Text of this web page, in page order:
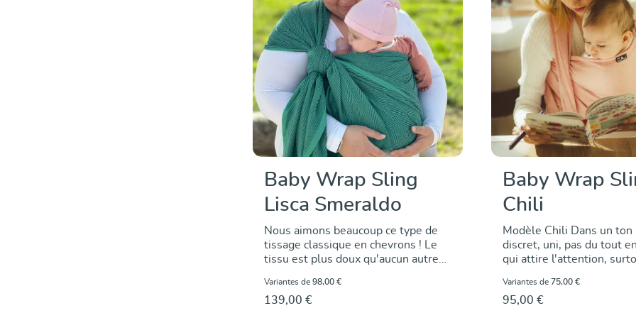
Baby Wrap Sling
Lisca Smeraldo
Nous aimons beaucoup ce type de
tissage classique en chevrons ! Le
tissu est plus doux qu'aucun autre
nouer - même pour les grands
porteurs. Sur du vert émeraude,
Variantes de 98,00 €
139,00 €
Baby Wrap
Chili
Modèle Chili Dans un ton
discret, uni, pas du tout
qui attire l'attention,
porte-bébé DIDYMOS
tissée en sergé croisé,
Variantes de 75,00 €
95,00 €